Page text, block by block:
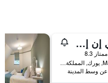
هوليداي إن إكسبرس يوي ركبيباي آيتش جي
ممتاز 8.3
Malton Road, يورك, المملكة المتحدة